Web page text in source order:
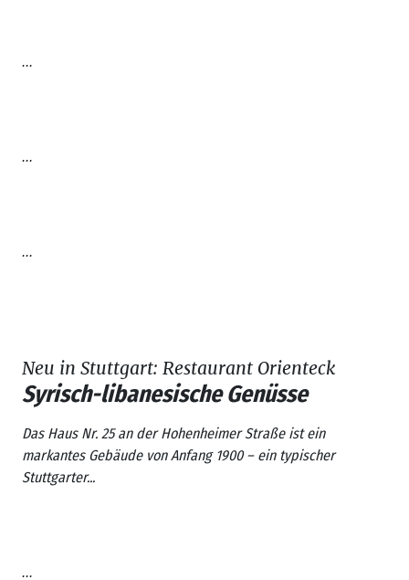
...
...
...
Neu in Stuttgart: Restaurant Orienteck
Syrisch-libanesische Genüsse
Das Haus Nr. 25 an der Hohenheimer Straße ist ein
markantes Gebäude von Anfang 1900 – ein typischer
Stuttgarter...
...